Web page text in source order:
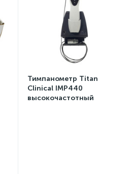
Тимпанометр Titan
Clinical IMP440
высокочастотный